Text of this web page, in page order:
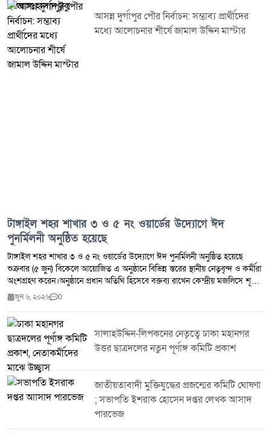
ক্লাব ট্রাস্ট, সরিষাবাড়ী উপজেলা শাখা, জামালপুর।
আসন্ন দুর্গাপুর পৌর নির্বাচন: সম্ভাব্য প্রার্থীদের
মধ্যে আলোচনার শীর্ষে জামাল উদ্দিন মাস্টার
টাঙ্গাইল শহর শাখার ৩ ও ৫ নং ওয়ার্ডের উদ্যোগে ঈদ
পুনর্মিলনী অনুষ্ঠিত হয়েছে
টাঙ্গাইল শহর শাখার ৩ ও ৫ নং ওয়ার্ডের উদ্যোগে ঈদ পুনর্মিলনী অনুষ্ঠিত হয়েছে
শুক্রবার (৫ জুন) বিকেলে আয়োজিত এ অনুষ্ঠানে বিভিন্ন স্তরের স্থানীয় নেতৃবৃন্দ ও কর্মীরা
অংশগ্রহণ করেন।অনুষ্ঠানে প্রধান অতিথি হিসেবে বক্তব্য রাখেন কেন্দ্রীয় মজলিসে শূরা
সদস্য ও টাঙ্গাইল জেলা বাংলাদেশ জামায়াতে ইসলামী-এর আমীর আহসান হাবীব
মাসুদ।বিশেষ অতিথি হিসেবে আরও বক্তব্য রাখেন শহর জামায়াতের আমীর অধ্যাপক
মিজানুর রহমান চৌধুরী, সেক্রেটারি সাইফুল ইসলাম ৩ নং ওয়ার্ড সভাপতি হাসান আল
মামুন ৫ নং ওয়ার্ড সভাপতি ডা. আব্দুর রউফ ৯ নং ওয়ার্ড সভাপতি শাহীন মিঞা, ৫ নং
ওয়ার্ডের সেক্রেটারি মকবুল হোসেন এবং বীর মুক্তিযোদ্ধা ও সাবেক কাউন্সিলর মীর
ওয়াজেদ আলীসহ অন্যান্য নেতৃবৃন্দ। বক্তারা ঈদ পুনর্মিলনীর মাধ্যমে পারস্পরিক
সম্প্রীতি, ভ্রাতৃত্ববোধ ও সংগঠনের ঐক্য আরও সুদৃঢ় করার আহ্বান জানান।
জুন ৬, ২০২৬ 0
সালাহউদ্দিন-লিপকনের নেতৃত্বে ঢাকা মহানগর
উত্তর ছাত্রদলের নতুন পূর্ণাঙ্গ কমিটি প্রকাশ
জাতীয়তাবাদী মুক্তিযুদ্ধের প্রজন্মের কমিটি ঘোষণা
; সভাপতি ইশরাক হোসেন দপ্তর লেখক আসাদ
পারভেজ